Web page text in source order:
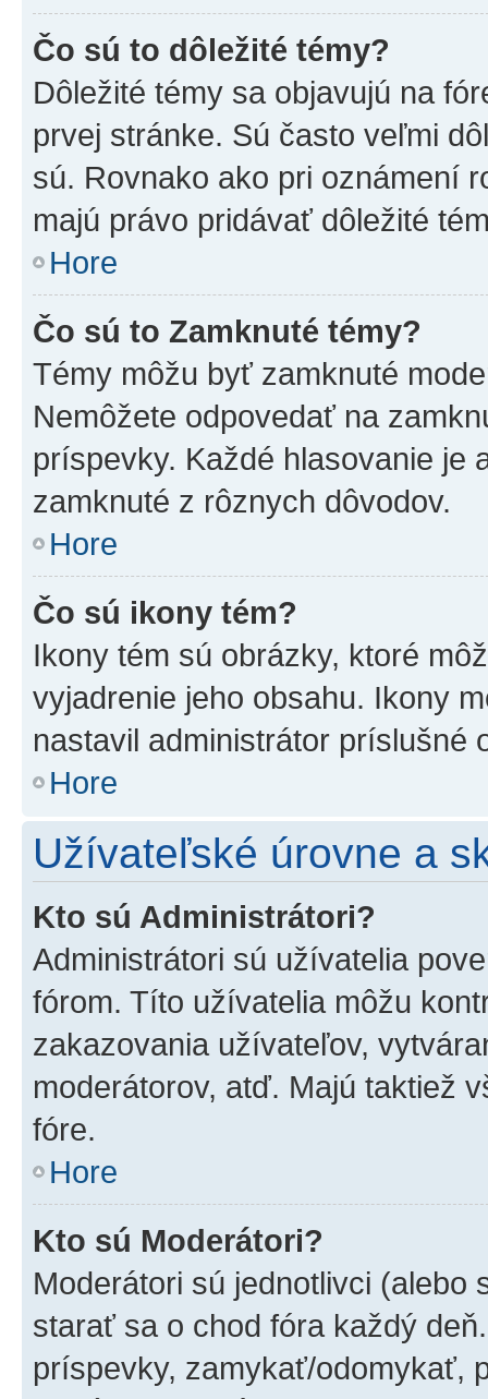
Čo sú to dôležité témy?
Dôležité témy sa objavujú na
prvej stránke. Sú často veľmi
sú. Rovnako ako pri oznámení
majú právo pridávať dôležité
Hore
Čo sú to Zamknuté témy?
Témy môžu byť zamknuté
Nemôžete odpovedať na
príspevky. Každé hlasovanie je
zamknuté z rôznych dôvodov.
Hore
Čo sú ikony tém?
Ikony tém sú obrázky, ktoré
vyjadrenie jeho obsahu. Ikony
nastavil administrátor príslušné
Hore
Užívateľské úrovne a
Kto sú Administrátori?
Administrátori sú užívatelia
fórom. Títo užívatelia môžu
zakazovania užívateľov,
moderátorov, atď. Majú taktiež
fóre.
Hore
Kto sú Moderátori?
Moderátori sú jednotlivci (alebo
starať sa o chod fóra každý
príspevky, zamykať/odomykať,